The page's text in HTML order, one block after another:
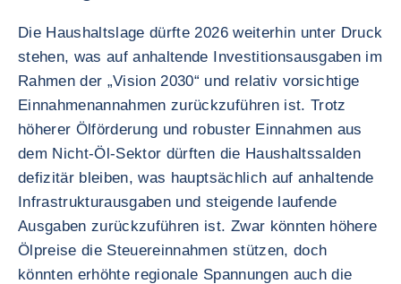
Die Haushaltslage dürfte 2026 weiterhin unter Druck
stehen, was auf anhaltende Investitionsausgaben im
Rahmen der „Vision 2030“ und relativ vorsichtige
Einnahmenannahmen zurückzuführen ist. Trotz
höherer Ölförderung und robuster Einnahmen aus
dem Nicht-Öl-Sektor dürften die Haushaltssalden
defizitär bleiben, was hauptsächlich auf anhaltende
Infrastrukturausgaben und steigende laufende
Ausgaben zurückzuführen ist. Zwar könnten höhere
Ölpreise die Steuereinnahmen stützen, doch
könnten erhöhte regionale Spannungen auch die